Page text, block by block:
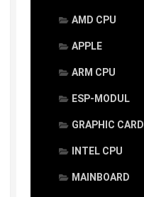
AMD CPU
APPLE
ARM CPU
ESP-MODUL
GRAPHIC CARD
INTEL CPU
MAINBOARD